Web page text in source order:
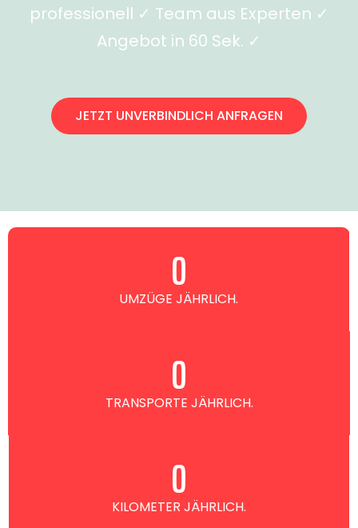
professionell ✓ Team aus Experten ✓
Angebot in 60 Sek. ✓
JETZT UNVERBINDLICH ANFRAGEN
UMZÜGE JÄHRLICH.
0
TRANSPORTE JÄHRLICH.
0
KILOMETER JÄHRLICH.
0